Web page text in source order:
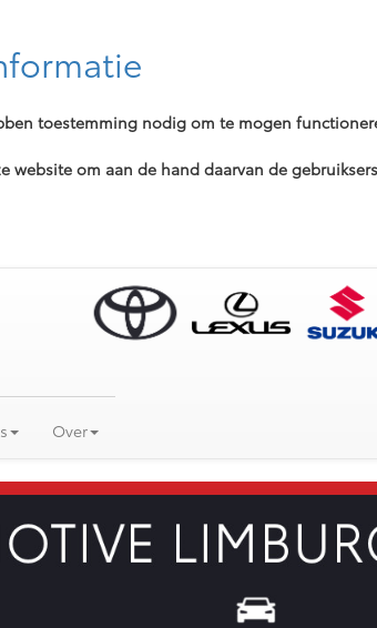
toestemming nodig om te mogen
om aan de hand daarvan de
Over